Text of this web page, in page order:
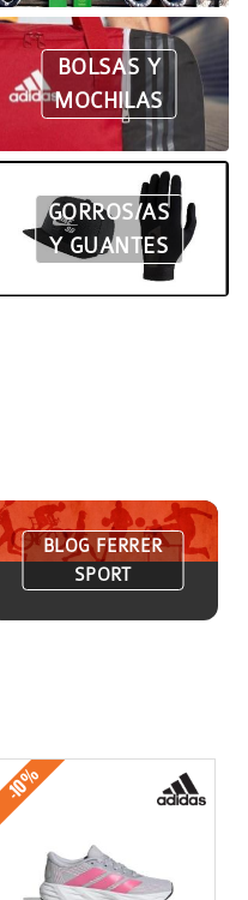
BOLSAS Y
MOCHILAS
GORROS/AS
Y GUANTES
BLOG FERRER
SPORT
-10%